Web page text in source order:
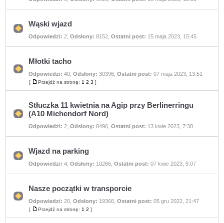
nieprzeczytanych
Nie
nieprzeczytanych
Wąski wjazd
Odpowiedzi: 2 ,Odsłony: 8152 ,Ostatni post: 15 maja 2023, 15:45
Nie
ma
postów
Młotki tacho
Odpowiedzi: 40 ,Odsłony: 30396 ,Ostatni post: 07 maja 2023, 13:51
[
Przejdź
na
Przejdź na stronę: 1 2 3 ]
ma
postów
Stłuczka 11 kwietnia na Agip przy Berlinerringu
(A10 Michendorf Nord)
Odpowiedzi: 2 ,Odsłony: 8496 ,Ostatni post: 13 kwie 2023, 7:38
Nie
nieprzeczytanych
Wjazd na parking
Odpowiedzi: 4 ,Odsłony: 10266 ,Ostatni post: 07 kwie 2023, 9:07
Nie
ma
postów
Nasze początki w transporcie
Odpowiedzi: 20 ,Odsłony: 19366 ,Ostatni post: 05 gru 2022, 21:47
[
Przejdź
na
Przejdź na stronę: 1 2 ]